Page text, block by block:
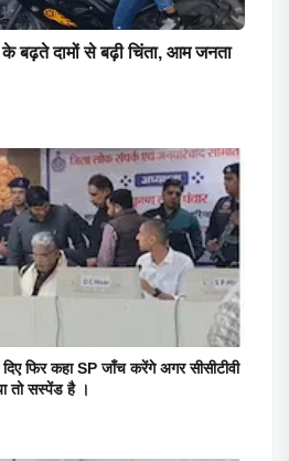
बढ़ते दामों से बढ़ी चिंता, आम जनता
फिर कहा SP जाँच करेंगे अगर सीसीटीवी
तो सस्पेंड है ।